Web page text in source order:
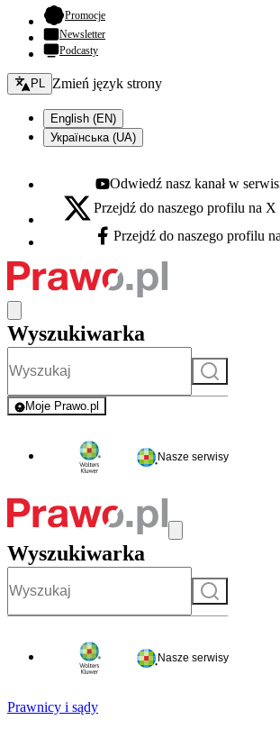
Promocje- otwiera się w nowej karcie
Newsletter
Podcasty
Zmień język - bieżący:
PL Zmień język strony
English (EN)
Українська (UA)
Youtube - otwiera się w nowej karcie
Odwiedź nasz kanał w
X - otwiera się w nowej karcie
Przejdź do naszego profilu na
Facebook - otwiera się w nowej karcie
Przejdź do naszego profilu
Wyszukiwarka
Szukaj
Moje Prawo.pl
- rejestracja i logowanie do serwisu
Nasze serwisy
Wyszukiwarka
Szukaj
Nasze serwisy
Prawnicy i sądy